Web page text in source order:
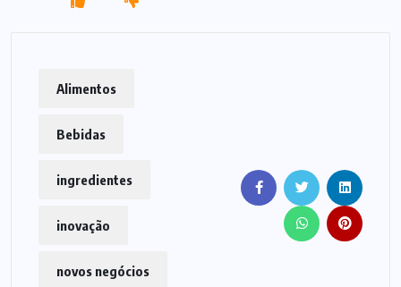
Alimentos
Bebidas
ingredientes
inovação
novos negócios